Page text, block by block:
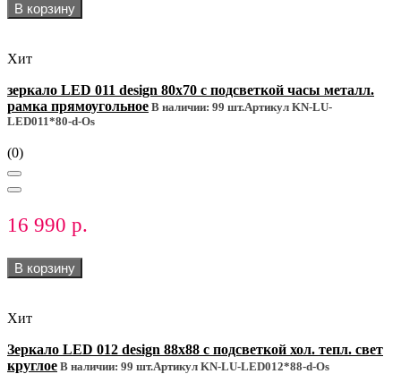
В корзину
Хит
зеркало LED 011 design 80x70 с подсветкой часы металл.
рамка прямоугольное В наличии: 99 шт.Артикул KN-LU-
LED011*80-d-Os
(0)
16 990 р.
В корзину
Хит
Зеркало LED 012 design 88x88 с подсветкой хол. тепл. cвет
круглое В наличии: 99 шт.Артикул KN-LU-LED012*88-d-Os